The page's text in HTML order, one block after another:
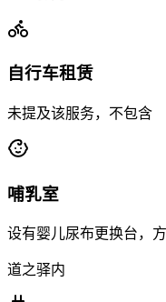
自行车租赁
未提及该服务，不包含
哺乳室
设有婴儿尿布更换台，
道之驿内